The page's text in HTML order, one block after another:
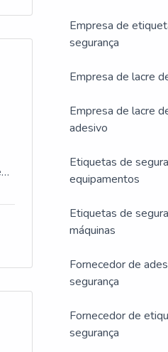
da
Empresa de
segurança
Empresa de lacre
Empresa de lacre
adesivo
Etiquetas de
equipamentos
Etiquetas de
máquinas
Fornecedor de
segurança
Fornecedor de
segurança